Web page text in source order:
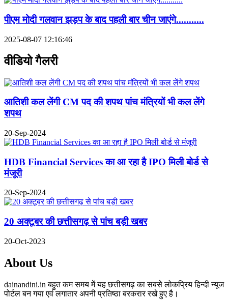
पीएम मोदी गलवान झड़प के बाद पहली बार चीन जाएंगे...........
2025-08-07 12:16:46
वीडियो गैलरी
आतिशी कल लेंगी CM पद की शपथ पांच मंत्रियों भी कल लेंगे
शपथ
20-Sep-2024
HDB Financial Services का आ रहा है IPO मिली बोर्ड से
मंजूरी
20-Sep-2024
20 अक्टूबर की छत्तीसगढ़ से पांच बड़ी खबर
20-Oct-2023
About Us
dainandini.in बहुत कम समय में यह छत्तीसगढ़ का सबसे लोकप्रिय हिन्दी न्यूज
पोर्टल बन गया एवं लगातार अपनी प्रतिष्ठा बरकरार रखे हुए है।